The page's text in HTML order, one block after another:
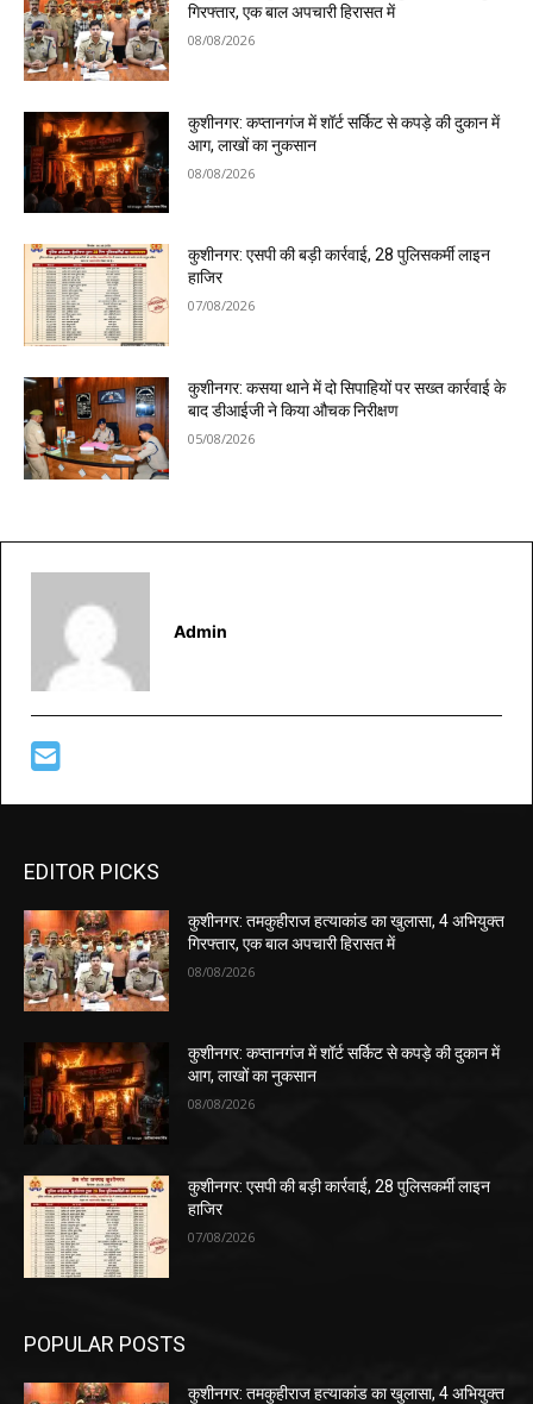
गिरफ्तार, एक बाल अपचारी हिरासत में
08/08/2026
कुशीनगर: कप्तानगंज में शॉर्ट सर्किट से कपड़े की दुकान में
आग, लाखों का नुकसान
08/08/2026
कुशीनगर: एसपी की बड़ी कार्रवाई, 28 पुलिसकर्मी लाइन
हाजिर
07/08/2026
कुशीनगर: कसया थाने में दो सिपाहियों पर सख्त कार्रवाई के
बाद डीआईजी ने किया औचक निरीक्षण
05/08/2026
Admin
EDITOR PICKS
कुशीनगर: तमकुहीराज हत्याकांड का खुलासा, 4 अभियुक्त
गिरफ्तार, एक बाल अपचारी हिरासत में
08/08/2026
कुशीनगर: कप्तानगंज में शॉर्ट सर्किट से कपड़े की दुकान में
आग, लाखों का नुकसान
08/08/2026
कुशीनगर: एसपी की बड़ी कार्रवाई, 28 पुलिसकर्मी लाइन
हाजिर
07/08/2026
POPULAR POSTS
कुशीनगर: तमकुहीराज हत्याकांड का खुलासा, 4 अभियुक्त